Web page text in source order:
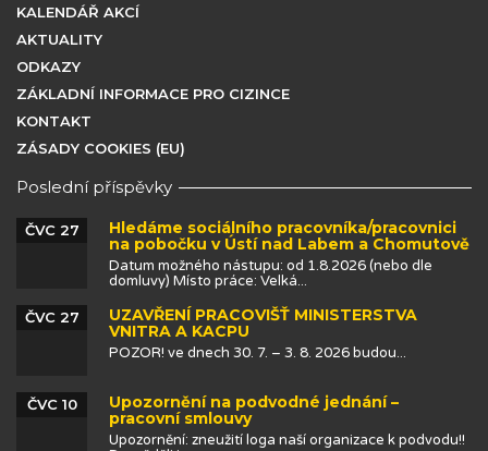
KALENDÁŘ AKCÍ
AKTUALITY
ODKAZY
ZÁKLADNÍ INFORMACE PRO CIZINCE
KONTAKT
ZÁSADY COOKIES (EU)
Poslední příspěvky
Hledáme sociálního pracovníka/pracovnici
na pobočku v Ústí nad Labem a Chomutově
ČVC 27
Datum možného nástupu: od 1.8.2026 (nebo dle
domluvy) Místo práce: Velká...
UZAVŘENÍ PRACOVIŠŤ MINISTERSTVA
VNITRA A KACPU
ČVC 27
POZOR! ve dnech 30. 7. – 3. 8. 2026 budou...
Upozornění na podvodné jednání –
pracovní smlouvy
ČVC 10
Upozornění: zneužití loga naší organizace k podvodu!!